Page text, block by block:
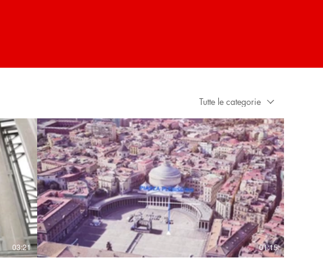
Tutte le categorie
03:21 01:15